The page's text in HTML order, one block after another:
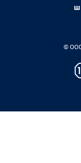
© ООО